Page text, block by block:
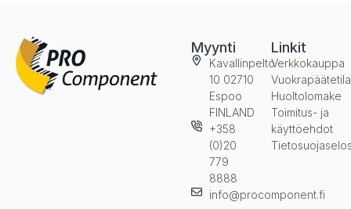
Myynti
Kavallinpelto
10 02710
Espoo
FINLAND
+358
(0)20
779
8888
info@procomponent.fi
Linkit
Verkkokauppa
Huoltolomake
Toimitus- ja
käyttöehdot